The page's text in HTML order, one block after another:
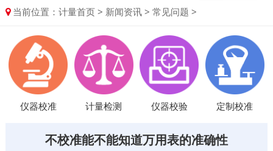
当前位置：计量首页 > 新闻资讯 >常见问题 >
仪器校准 计量检测 仪器校验 定制校准
不校准能不能知道万用表的准确性